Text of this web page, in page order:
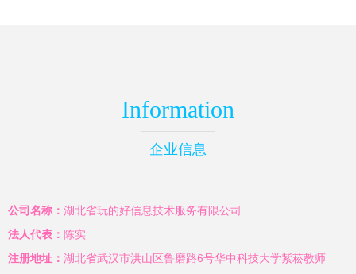
Information
企业信息
公司名称： 湖北省玩的好信息技术服务有限公司
法人代表： 陈实
注册地址： 湖北省武汉市洪山区鲁磨路6号华中科技大学紫菘教师